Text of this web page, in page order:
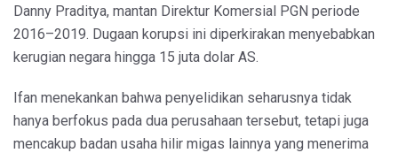
Danny Praditya, mantan Direktur Komersial PGN periode
2016–2019. Dugaan korupsi ini diperkirakan menyebabkan
kerugian negara hingga 15 juta dolar AS.
Ifan menekankan bahwa penyelidikan seharusnya tidak
hanya berfokus pada dua perusahaan tersebut, tetapi juga
mencakup badan usaha hilir migas lainnya yang menerima